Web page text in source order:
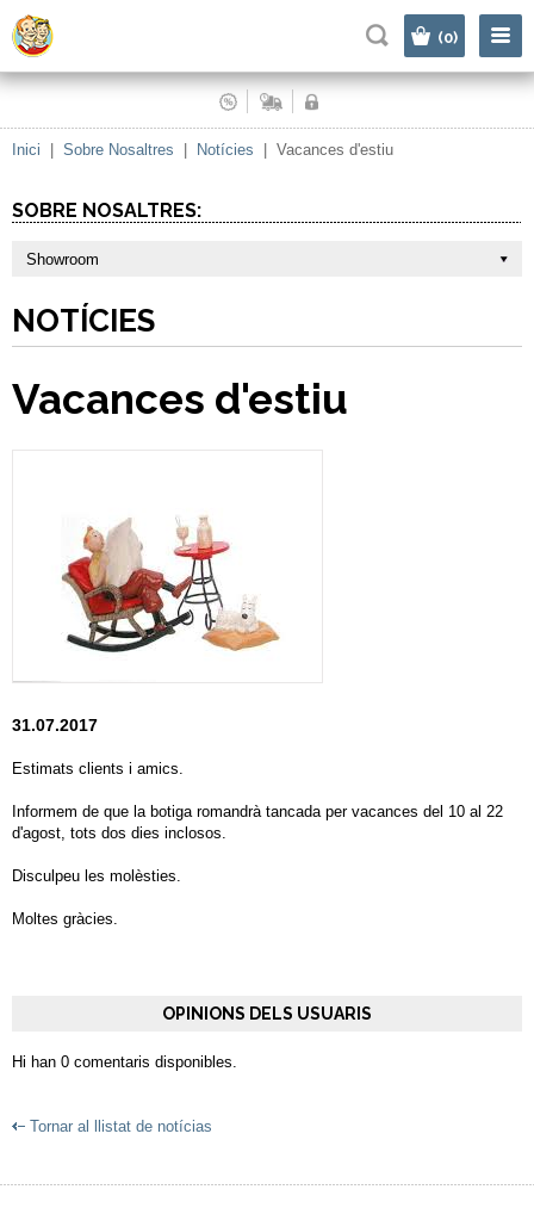
(0)
Inici Sobre Nosaltres Notícies Vacances d'estiu
SOBRE NOSALTRES:
Showroom
NOTÍCIES
Vacances d'estiu
31.07.2017
Estimats clients i amics.
Informem de que la botiga romandrà tancada per vacances del 10 al 22
d'agost, tots dos dies inclosos.
Disculpeu les molèsties.
Moltes gràcies.
OPINIONS DELS USUARIS
Hi han 0 comentaris disponibles.
Tornar al llistat de notícias